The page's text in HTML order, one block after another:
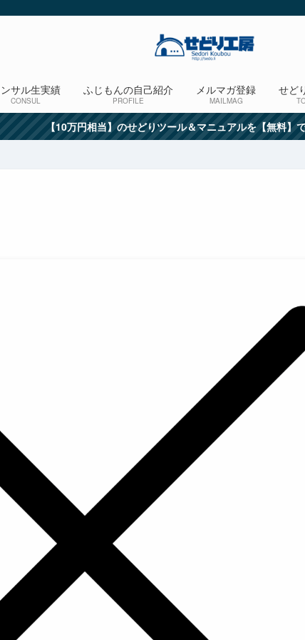
サル生実績
CONSUL
ふじもんの自己紹介
PROFILE
メルマガ登録
MAILMAG
せど
【10万円相当】のせどりツール＆マニュアルを【無料】